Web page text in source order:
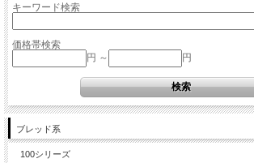
キーワード検索
価格帯検索
円 ～
円
ブレッド系
100シリーズ